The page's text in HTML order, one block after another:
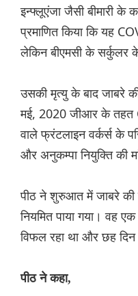
इन्फ्लूएंजा जैसी बीमारी के
प्रमाणित किया कि यह
लेकिन बीएमसी के सर्कुलर
उसकी मृत्यु के बाद जाबरे
मई, 2020 जीआर के तहत
वाले फ्रंटलाइन वर्कर्स के
और अनुकम्पा नियुक्ति की
पीठ ने शुरुआत में जाबरे की
नियमित पाया गया। वह
विफल रहा था और छह दिन
पीठ ने कहा,